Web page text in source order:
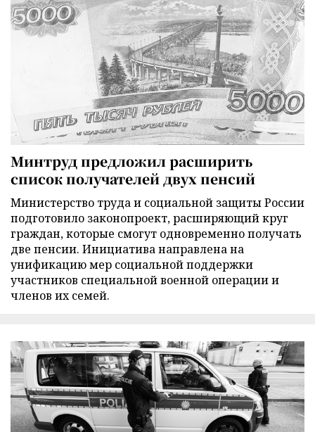
Минтруд предложил расширить
список получателей двух пенсий
Министерство труда и социальной защиты России
подготовило законопроект, расширяющий круг
граждан, которые смогут одновременно получать
две пенсии. Инициатива направлена на
унификацию мер социальной поддержки
участников специальной военной операции и
членов их семей.